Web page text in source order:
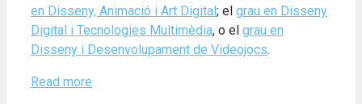
en Disseny, Animació i Art Digital; el grau en Disseny
Digital i Tecnologies Multimèdia, o el grau en
Disseny i Desenvolupament de Videojocs.
Read more